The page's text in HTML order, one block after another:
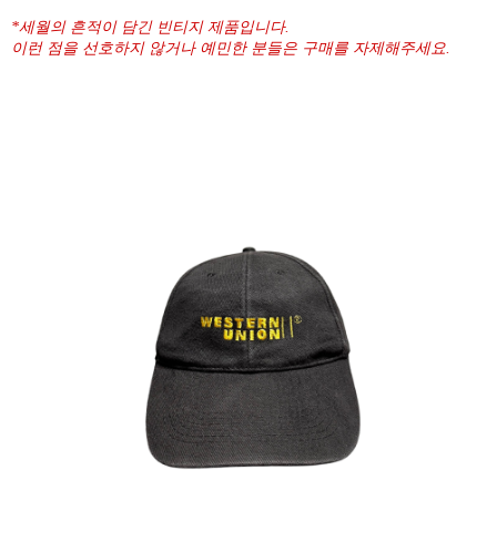
*세월의 흔적이 담긴 빈티지 제품입니다.
이런 점을 선호하지 않거나 예민한 분들은 구매를 자제해주세요.